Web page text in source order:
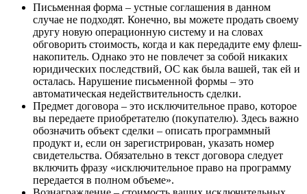
Письменная форма – устные соглашения в данном
случае не подходят. Конечно, вы можете продать своему
другу новую операционную систему и на словах
обговорить стоимость, когда и как передадите ему флеш-
накопитель. Однако это не повлечет за собой никаких
юридических последствий, ОС как была вашей, так ей и
осталась. Нарушение письменной формы – это
автоматическая недействительность сделки.
Предмет договора – это исключительное право, которое
вы передаете приобретателю (покупателю). Здесь важно
обозначить объект сделки – описать программный
продукт и, если он зарегистрирован, указать номер
свидетельства. Обязательно в текст договора следует
включить фразу «исключительное право на программу
передается в полном объеме».